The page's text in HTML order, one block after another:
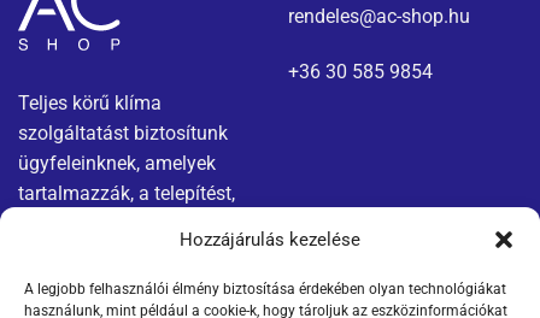
Hozzájárulás kezelése
A legjobb felhasználói élmény biztosítása érdekében olyan technológiákat
használunk, mint például a cookie-k, hogy tároljuk az eszközinformációkat
Teljes körű klíma
szolgáltatást biztosítunk
ügyfeleinknek, amelyek
tartalmazzák, a telepítést,
rendeles@ac-shop.hu
+36 30 585 9854